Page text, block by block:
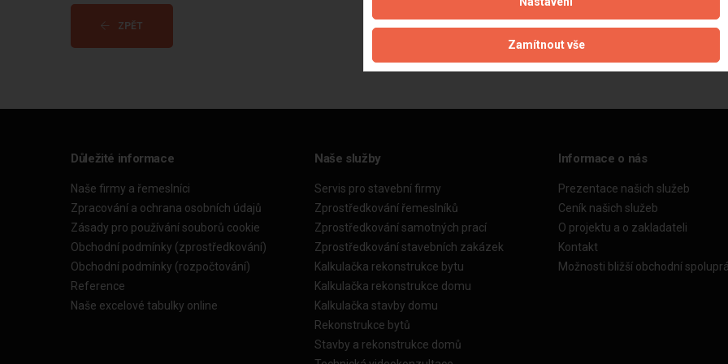
ZPĚT Aktualizováno z portálu ARES dne 29.12.2023 17:30:13
Důležité informace
Naše firmy a řemeslníci
Zpracování a ochrana osobních údajů
Zásady pro používání souborů cookie
Obchodní podmínky (zprostředkování)
Obchodní podmínky (rozpočtování)
Reference
Naše excelové tabulky online
Naše služby
Servis pro stavební firmy
Zprostředkování řemeslníků
Zprostředkování samotných prací
Zprostředkování stavebních zakázek
Kalkulačka rekonstrukce bytu
Kalkulačka rekonstrukce domu
Kalkulačka stavby domu
Rekonstrukce bytů
Stavby a rekonstrukce domů
Informace o nás
Prezentace našich služeb
Ceník našich služeb
O projektu a o zakladateli
Kontakt
Možnosti bližší obchodní
Zamítnout vše